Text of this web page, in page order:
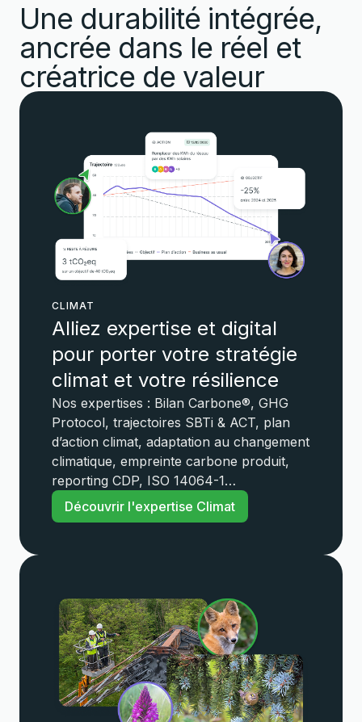
Une durabilité intégrée,
ancrée dans le réel et
créatrice de valeur
CLIMAT
Alliez expertise et digital
pour porter votre stratégie
climat et votre résilience
Nos expertises : Bilan Carbone®, GHG
Protocol, trajectoires SBTi & ACT, plan
d’action climat, adaptation au changement
climatique, empreinte carbone produit,
reporting CDP, ISO 14064-1…
Découvrir l'expertise Climat